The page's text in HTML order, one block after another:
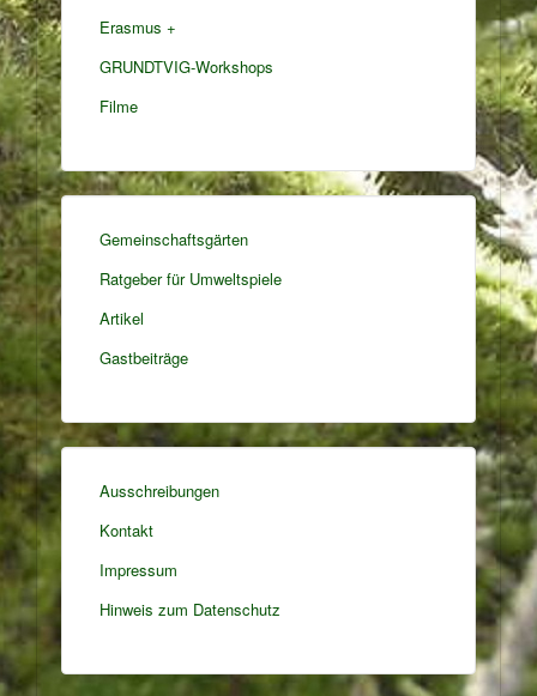
Erasmus +
GRUNDTVIG-Workshops
Filme
Gemeinschaftsgärten
Ratgeber für Umweltspiele
Artikel
Gastbeiträge
Ausschreibungen
Kontakt
Impressum
Hinweis zum Datenschutz